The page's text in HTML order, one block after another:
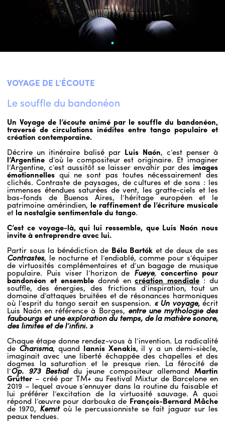
VOYAGE DE L'ÉCOUTE
Le souffle du bandonéon
Un Voyage de l’écoute animé par le souffle du bandonéon,
traversé de circulations inédites entre tango populaire et
création contemporaine.
Décrire un itinéraire balisé par Luis Naón, c’est penser à
l’Argentine d’où le compositeur est originaire. Et imaginer
l’Argentine, c’est aussitôt se laisser envahir par des images
émotionnelles qui ne sont pas toutes nécessairement des
clichés. Contraste de paysages, de cultures et de sons : les
immenses étendues saturées de vent, les gratte-ciels et les
bas-fonds de Buenos Aires, l’héritage européen et le
patrimoine amérindien, le raffinement de l’écriture musicale
et la nostalgie sentimentale du tango.
C’est ce voyage-là, qui lui ressemble, que Luis Naón nous
invite à entreprendre avec lui.
Partir sous la bénédiction de Béla Bartók et de deux de ses
Contrastes, le nocturne et l’endiablé, comme pour s’équiper
de virtuosités complémentaires et d’un bagage de musique
populaire. Puis viser l’horizon de Fueye,concertino pour
bandonéon et ensembledonné encréation mondiale : du
souffle, des énergies, des frictions d’inspiration, tout un
domaine d’attaques bruitées et de résonances harmoniques
où l’esprit du tango serait en suspension. « Un voyage, écrit
Luis Naón en référence à Borges, entre une mythologie des
faubourgs et une exploration du temps, de la matière sonore,
des limites et de l’infini. »
Chaque étape donne rendez-vous à l’invention. La radicalité
de Charisma, quand Iannis Xenakis, il y a un demi-siècle,
imaginait avec une liberté échappée des chapelles et des
dogmes la saturation et le presque rien. La férocité de
l’Op. 973 Bestialdu jeune compositeur allemandMartin
Grütter– créé par TM+ au Festival Mixtur de Barcelone en
2019 – lequel avoue s’ennuyer dans la routine du faisable et
lui préférer l’excitation de la virtuosité sauvage. A quoi
répond l’œuvre pour darbouka de François-Bernard Mâche
de 1970, Kemitoù le percussionniste se fait jaguar sur les
peaux tendues.